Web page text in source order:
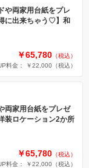
や両家用台紙をプレ
に出来ちゃう♡】和
￥65,780 （税込）
料金： ￥22,000 （税込）
両家用台紙をプレゼ
装ロケーション2か所
￥65,780 （税込）
料金： ￥22,000 （税込）